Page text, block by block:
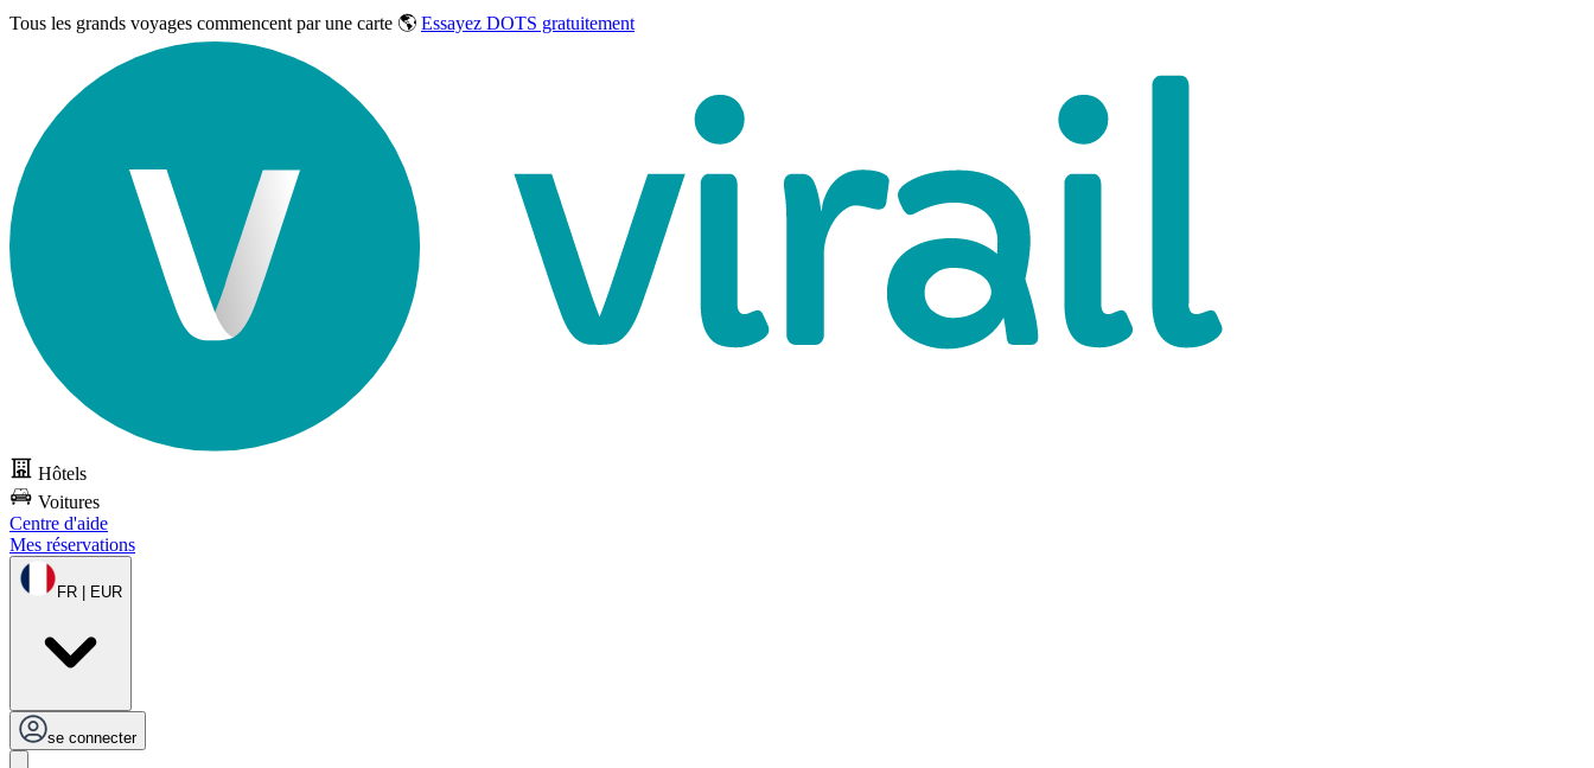
Tous les grands voyages commencent par une carte 🌎 Essayez DOTS gratuitement
Hôtels
Voitures
Centre d'aide
Mes réservations
FR | EUR
se connecter